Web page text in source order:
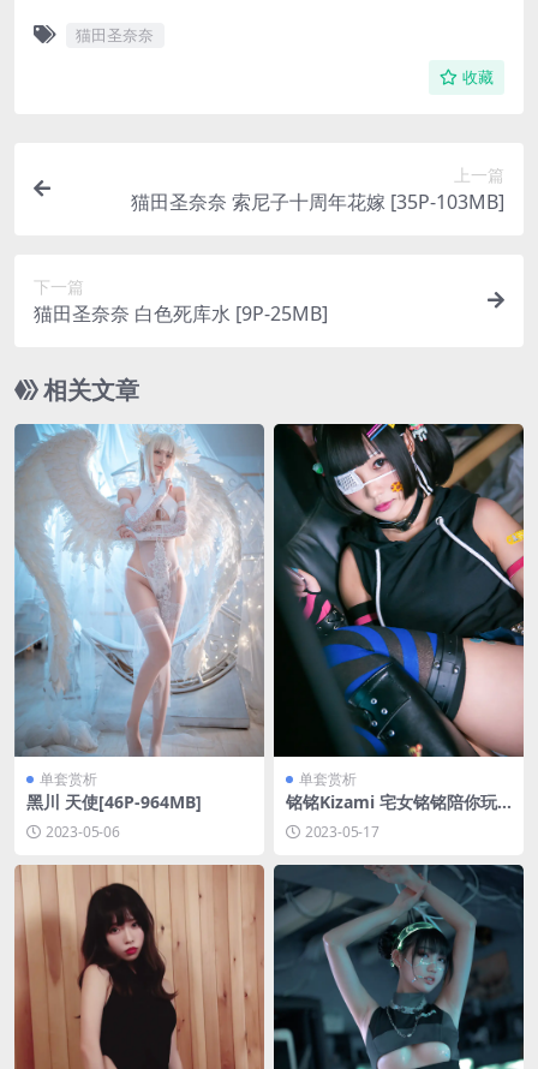
猫田圣奈奈
收藏
上一篇
猫田圣奈奈 索尼子十周年花嫁 [35P-103MB]
下一篇
猫田圣奈奈 白色死库水 [9P-25MB]
相关文章
单套赏析
黑川 天使[46P-964MB]
2023-05-06
单套赏析
铭铭Kizami 宅女铭铭陪你玩
[30P27MB]
2023-05-17